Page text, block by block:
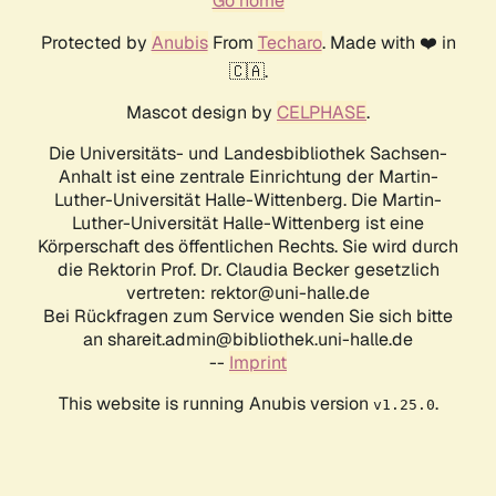
Protected by AnubisFrom Techaro. Made with ❤️ in
🇨🇦.
Mascot design by CELPHASE.
Die Universitäts- und Landesbibliothek Sachsen-
Anhalt ist eine zentrale Einrichtung der Martin-
Luther-Universität Halle-Wittenberg. Die Martin-
Luther-Universität Halle-Wittenberg ist eine
Körperschaft des öffentlichen Rechts. Sie wird durch
die Rektorin Prof. Dr. Claudia Becker gesetzlich
vertreten: rektor@uni-halle.de
Bei Rückfragen zum Service wenden Sie sich bitte
an shareit.admin@bibliothek.uni-halle.de
-- Imprint
This website is running Anubis version v1.25.0.